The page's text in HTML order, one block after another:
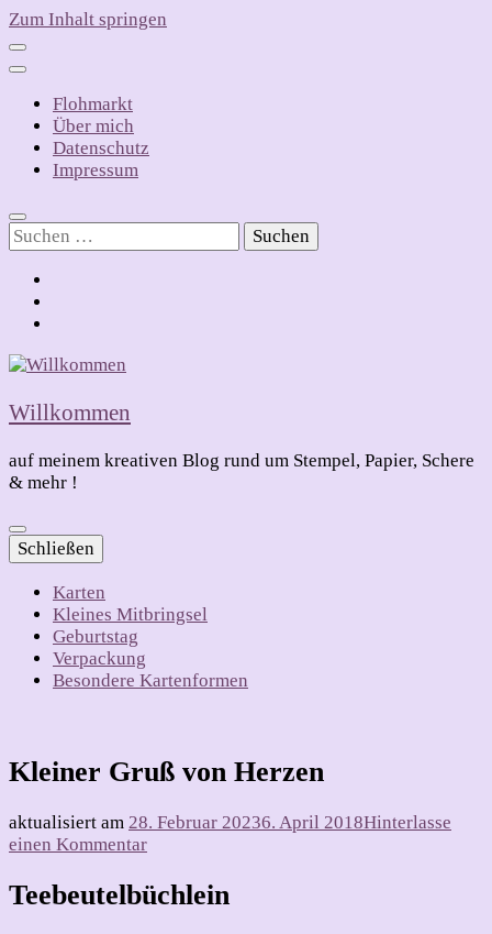
Zum Inhalt springen
Flohmarkt
Über mich
Datenschutz
Impressum
Suchen
nach:
Willkommen
auf meinem kreativen Blog rund um Stempel, Papier, Schere
& mehr !
Schließen
Karten
Kleines Mitbringsel
Geburtstag
Verpackung
Besondere Kartenformen
Kleiner Gruß von Herzen
aktualisiert am 28. Februar 20236. April 2018Hinterlasse
einen Kommentarzu
Gruß
von
Teebeutelbüchlein